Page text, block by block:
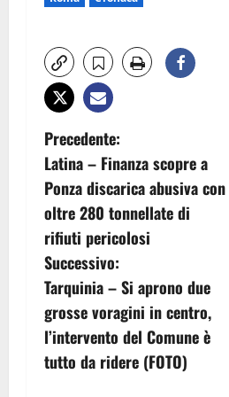
N
a
v
i
g
a
z
Precedente:
Latina – Finanza scopre a
Ponza discarica abusiva con
oltre 280 tonnellate di
rifiuti pericolosi
Successivo:
Tarquinia – Si aprono due
grosse voragini in centro,
l’intervento del Comune è
tutto da ridere (FOTO)